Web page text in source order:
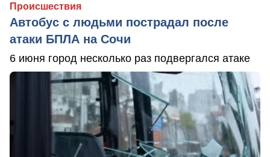
Происшествия
Автобус с людьми пострадал после
атаки БПЛА на Сочи
6 июня город несколько раз подвергался атаке